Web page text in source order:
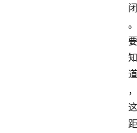
闭
。
要
知
道
，
这
距